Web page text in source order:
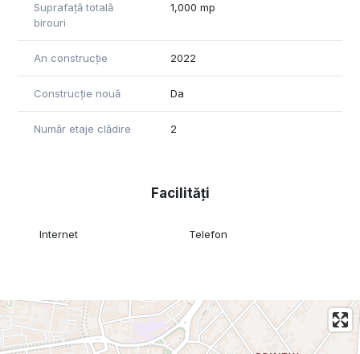
Suprafață totală
birouri
1,000 mp
An construcție 2022
Construcție nouă Da
Număr etaje clădire 2
Facilități
Internet Telefon